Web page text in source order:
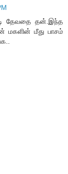
தேவதை தன்.இந்த
மகளின் மீது பாசம்